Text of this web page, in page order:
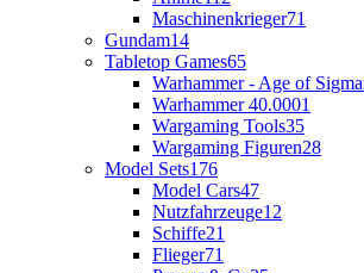
Maschinenkrieger71
Gundam14
Tabletop Games65
Warhammer - Age of
Warhammer 40.0001
Wargaming Tools35
Wargaming Figuren28
Model Sets176
Model Cars47
Nutzfahrzeuge12
Schiffe21
Flieger71